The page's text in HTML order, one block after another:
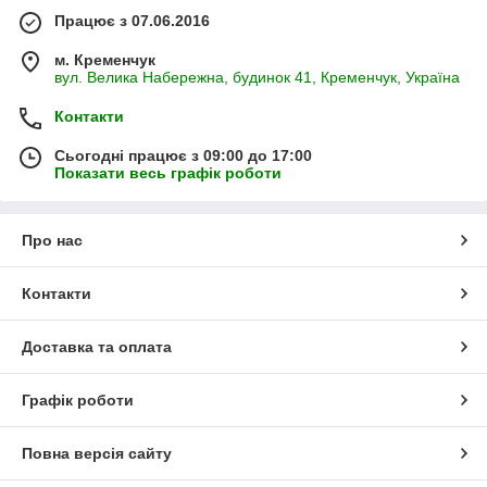
Працює з 07.06.2016
м. Кременчук
вул. Велика Набережна, будинок 41, Кременчук, Україна
Контакти
Сьогодні працює з 09:00 до 17:00
Показати весь графік роботи
Про нас
Контакти
Доставка та оплата
Графік роботи
Повна версія сайту